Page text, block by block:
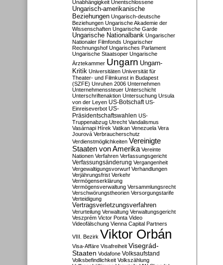
Unabhängigkeit Unentschlossene
Ungarisch-amerikanische
Beziehungen Ungarisch-deutsche
Beziehungen Ungarische Akademie der
Wissenschaften Ungarische Garde
Ungarische Nationalbank Ungarischer
Nationaler Filmfonds Ungarischer
Rechnungshof Ungarisches Parlament
Ungarische Staatsoper Ungarische
Ärztekammer Ungarn Ungarn-
Kritik Universitäten Universität für
Theater- und Filmkunst in Budapest
(SZFE) Unruhen 2006 Unternehmen
Unternehmenssteuer Unterschicht
Unterschriftenaktion Untersuchung Ursula
von der Leyen US-Botschaft US-
Einreiseverbot US-
Präsidentschaftswahlen US-
Truppenabzug Utrecht Vandalismus
Vasárnapi Hírek Vatikan Venezuela Vera
Jourová Verbraucherschutz
Verdienstmöglichkeiten Vereinigte
Staaten von Amerika Vereinte
Nationen Verfahren Verfassungsgericht
Verfassungsänderung Vergangenheit
Vergewaltigungsvorwurf Verhandlungen
Verjährungsfrist Verkehr
Vermögenserklärung
Vermögensverwaltung Versammlungsrecht
Verschwörungstheorien Versorgungstarife
Verteidigung
Vertragsverletzungsverfahren
Verurteilung Verwaltung Verwaltungsgericht
Veszprém Victor Ponta Video
Videofälschung Vienna Capital Partners
VIII. Bezirk Viktor Orbán
Visa-Affäre Visafreiheit Visegrád-
Staaten Vodafone Volksaufstand
Volksbefindlichkeit Volkszählung